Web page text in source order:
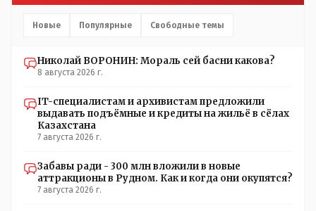
Впрочем, не надо гадать: - это замутили УМНЫЕ люди
наверху , близко расположенные к гос.бюджету-
наверняка они знают что делают.
Новые Популярные Свободные темы
Николай ВОРОНИН: Мораль сей басни какова?
8 августа 2026 г.
IT-специалистам и архивистам предложили
выдавать подъёмные и кредиты на жильё в сёлах
Казахстана
7 августа 2026 г.
Забавы ради - 300 млн вложили в новые
аттракционы в Рудном. Как и когда они окупятся?
7 августа 2026 г.